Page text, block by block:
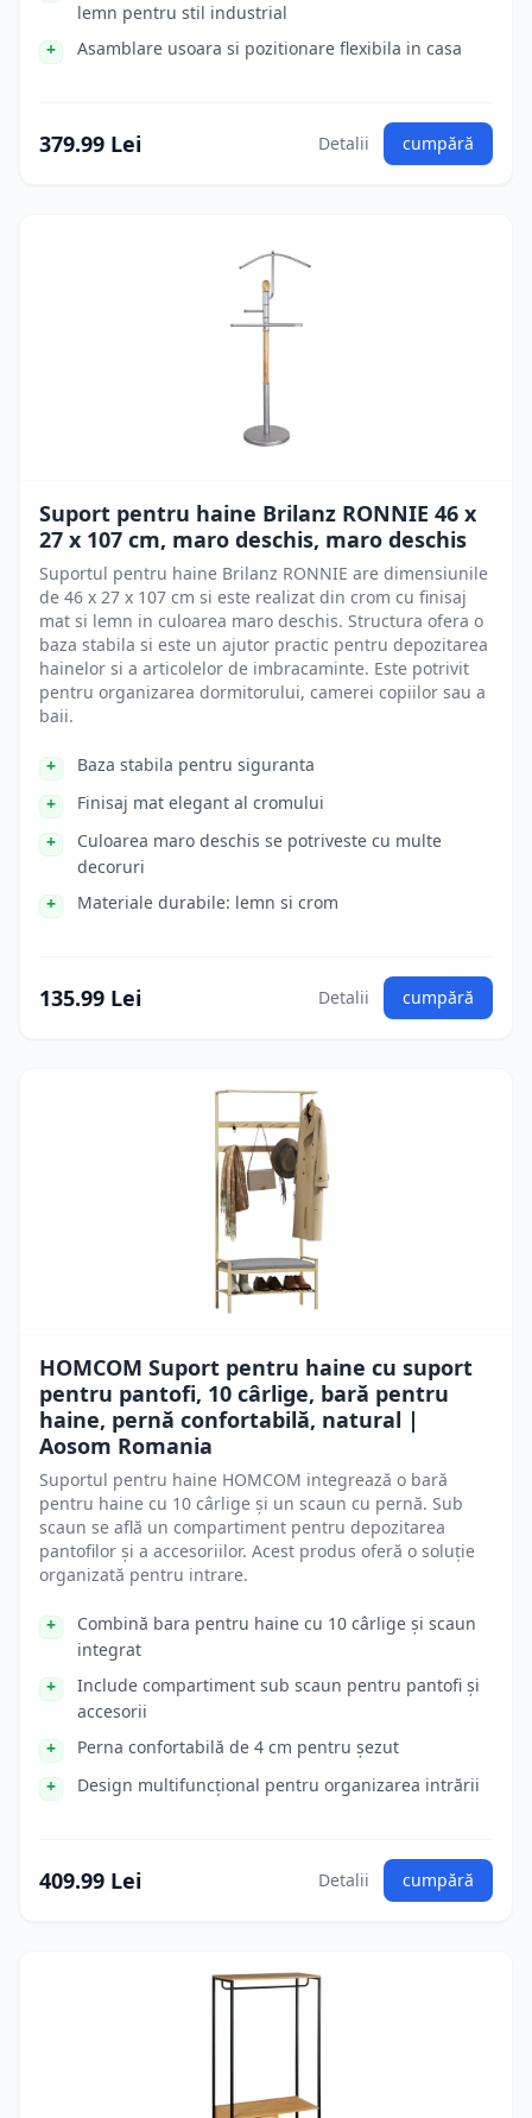
lemn pentru stil industrial
Asamblare usoara si pozitionare flexibila in casa
379.99 Lei Detalii cumpără
Suport pentru haine Brilanz RONNIE 46 x
27 x 107 cm, maro deschis, maro deschis
Suportul pentru haine Brilanz RONNIE are dimensiunile
de 46 x 27 x 107 cm si este realizat din crom cu finisaj
mat si lemn in culoarea maro deschis. Structura ofera o
baza stabila si este un ajutor practic pentru depozitarea
hainelor si a articolelor de imbracaminte. Este potrivit
pentru organizarea dormitorului, camerei copiilor sau a
baii.
Baza stabila pentru siguranta
Finisaj mat elegant al cromului
Culoarea maro deschis se potriveste cu multe
decoruri
Materiale durabile: lemn si crom
135.99 Lei Detalii cumpără
HOMCOM Suport pentru haine cu suport
pentru pantofi, 10 cârlige, bară pentru
haine, pernă confortabilă, natural |
Aosom Romania
Suportul pentru haine HOMCOM integrează o bară
pentru haine cu 10 cârlige și un scaun cu pernă. Sub
scaun se află un compartiment pentru depozitarea
pantofilor și a accesoriilor. Acest produs oferă o soluție
organizată pentru intrare.
Combină bara pentru haine cu 10 cârlige și scaun
integrat
Include compartiment sub scaun pentru pantofi și
accesorii
Perna confortabilă de 4 cm pentru șezut
Design multifuncțional pentru organizarea intrării
409.99 Lei Detalii cumpără